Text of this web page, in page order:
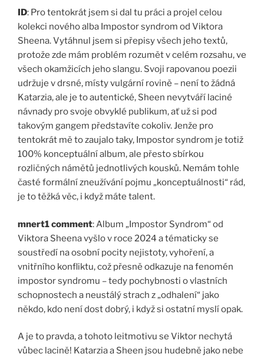
ID: Pro tentokrát jsem si dal tu práci a projel celou
kolekci nového alba Impostor syndrom od Viktora
Sheena. Vytáhnul jsem si přepisy všech jeho textů,
protože zde mám problém rozumět v celém rozsahu, ve
všech okamžicích jeho slangu. Svoji rapovanou poezii
udržuje v drsné, místy vulgární rovině – není to žádná
Katarzia, ale je to autentické, Sheen nevytváří laciné
návnady pro svoje obvyklé publikum, ať už si pod
takovým gangem představíte cokoliv. Jenže pro
tentokrát mě to zaujalo taky, Impostor syndrom je totiž
100% konceptuální album, ale přesto sbírkou
rozličných námětů jednotlivých kousků. Nemám tohle
časté formální zneužívání pojmu „konceptuálnosti“ rád,
je to těžká věc, i když máte talent.
mnert1 comment: Album „Impostor Syndrom“ od
Viktora Sheena vyšlo v roce 2024 a tématicky se
soustředí na osobní pocity nejistoty, vyhoření, a
vnitřního konfliktu, což přesně odkazuje na fenomén
impostor syndromu – tedy pochybnosti o vlastních
schopnostech a neustálý strach z „odhalení“ jako
někdo, kdo není dost dobrý, i když si ostatní myslí opak.
A je to pravda, a tohoto leitmotivu se Viktor nechytá
vůbec lacině! Katarzia a Sheen jsou hudebně jako nebe